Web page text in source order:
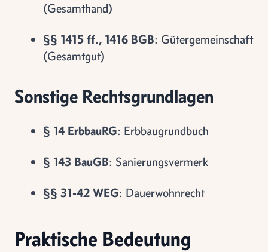
(Gesamthand)
§§ 1415 ff., 1416 BGB: Gütergemeinschaft
(Gesamtgut)
Sonstige Rechtsgrundlagen
§ 14 ErbbauRG: Erbbaugrundbuch
§ 143 BauGB: Sanierungsvermerk
§§ 31-42 WEG: Dauerwohnrecht
Praktische Bedeutung